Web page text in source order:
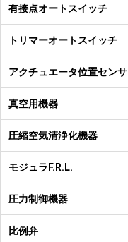
有接点オートスイッチ
トリマーオートスイッチ
アクチュエータ位置センサ
真空用機器
圧縮空気清浄化機器
モジュラF.R.L.
圧力制御機器
比例弁